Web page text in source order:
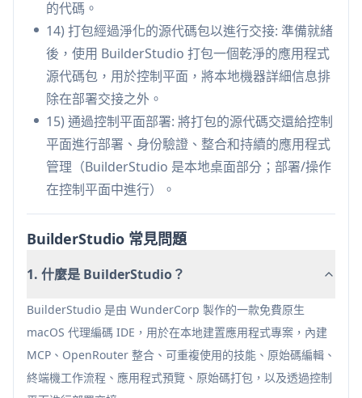
可重複使用的技能有助於團隊標準化品質並減少提
示/疊代開銷。
透過控制平面交付，清晰地分離了本地建構循環和
操作部署。
缺點
僅限 MacOS（原生應用程式），這可能會限制
Windows/Linux 團隊的採用。
完整的部署流程依賴於獨立的控制平面帳戶/工作流
與更簡單的純本地編輯器相比，容器化和安全檢查
的代碼。
14) 打包經過淨化的源代碼包以進行交接: 準備就緒
後，使用 BuilderStudio 打包一個乾淨的應用程式
源代碼包，用於控制平面，將本地機器詳細信息排
除在部署交接之外。
15) 通過控制平面部署: 將打包的源代碼交還給控制
平面進行部署、身份驗證、整合和持續的應用程式
管理（BuilderStudio 是本地桌面部分；部署/操作
在控制平面中進行）。
BuilderStudio 常見問題
1. 什麼是 BuilderStudio？
BuilderStudio 是由 WunderCorp 製作的一款免費原生
macOS 代理編碼 IDE，用於在本地建置應用程式專案，內建
MCP、OpenRouter 整合、可重複使用的技能、原始碼編輯、
終端機工作流程、應用程式預覽、原始碼打包，以及透過控制